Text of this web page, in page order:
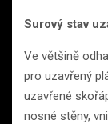
Surový stav
Ve většině
pro uzavřený
uzavřené
nosné stěny,